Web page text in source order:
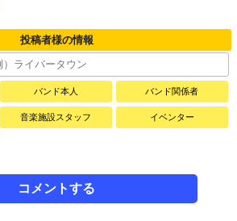
投稿者様の情報
バンド本人 バンド関係者
音楽施設スタッフ イベンター
コメントする